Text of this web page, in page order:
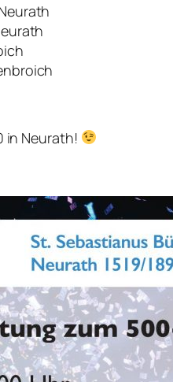
in Neurath!